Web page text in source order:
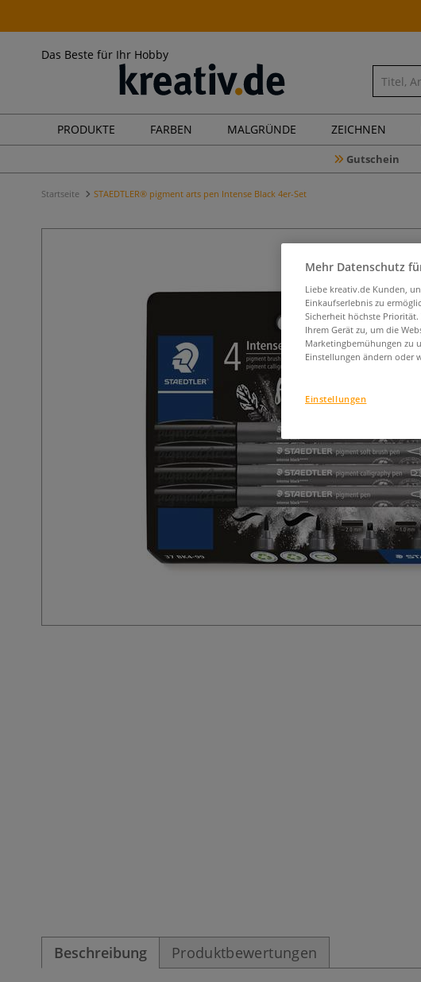
Das Beste für Ihr Hobby
PRODUKTE FARBEN MALGRÜNDE ZEICHNEN
Gutschein
Startseite STAEDTLER® pigment arts pen Intense Black 4er-Set
Beschreibung Produktbewertungen
Mehr Datenschutz
Liebe kreativ.de Kunden,
Einkaufserlebnis zu
Sicherheit höchste Priorität.
Ihrem Gerät zu, um die
Marketingbemühungen zu
Einstellungen ändern oder
Einstellungen